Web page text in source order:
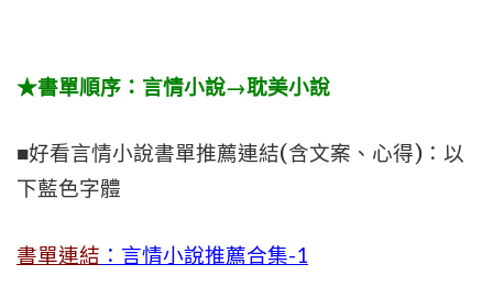
★書單順序：言情小說→耽美小說
■好看言情小說書單推薦連結(含文案、心得)：以
下藍色字體
書單連結 ：言情小說推薦合集-1